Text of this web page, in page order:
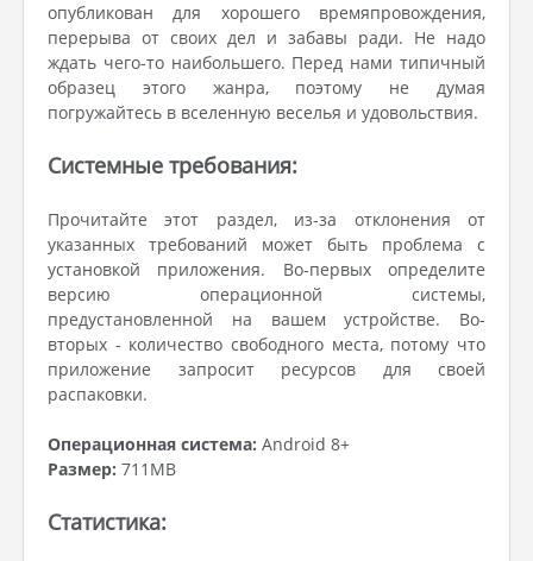
опубликован для хорошего времяпровождения,
перерыва от своих дел и забавы ради. Не надо
ждать чего-то наибольшего. Перед нами типичный
образец этого жанра, поэтому не думая
погружайтесь в вселенную веселья и удовольствия.
Системные требования:
Прочитайте этот раздел, из-за отклонения от
указанных требований может быть проблема с
установкой приложения. Во-первых определите
версию операционной системы,
предустановленной на вашем устройстве. Во-
вторых - количество свободного места, потому что
приложение запросит ресурсов для своей
распаковки.
Операционная система: Android 8+
Размер: 711MB
Статистика: